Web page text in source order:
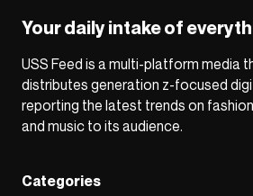
Your daily intake of
USS Feed is a multi-platform media
distributes generation z-focused
reporting the latest trends on
and music to its audience.
Categories